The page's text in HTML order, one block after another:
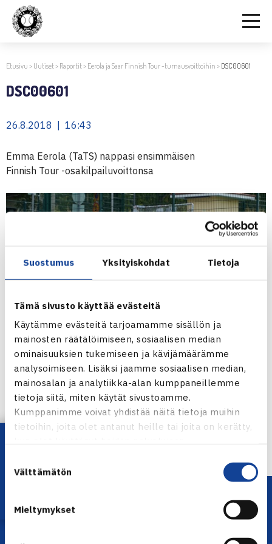
Suostumus Yksityiskohdat Tietoja
Tämä sivusto käyttää evästeitä
Käytämme evästeitä tarjoamamme sisällön ja
mainosten räätälöimiseen, sosiaalisen median
ominaisuuksien tukemiseen ja kävijämäärämme
analysoimiseen. Lisäksi jaamme sosiaalisen median,
mainosalan ja analytiikka-alan kumppaneillemme
tietoja siitä, miten käytät sivustoamme.
Kumppanimme voivat yhdistää näitä tietoja muihin
tietoihin, joita olet antanut heille tai joita on kerätty,
valinta
Välttämätön
Mieltymykset
Etusivu > Uutiset> Raportit> Eerola ja Saar Finnish Tour -turnausvoittoihin > DSC00601
DSC00601
26.8.2018 | 16:43
Emma Eerola (TaTS) nappasi ensimmäisen
Finnish Tour -osakilpailuvoittonsa
Jaa:
← Edellinen
Lataa OmaTennis!